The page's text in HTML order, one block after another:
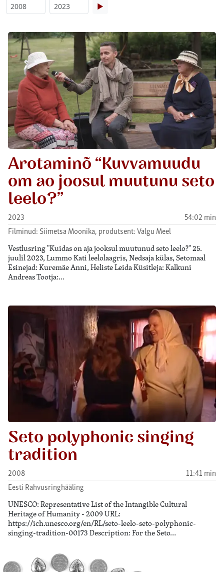
▶
Arotaminõ “Kuvvamuudu
om ao joosul muutunu seto
leelo?”
2023
54:02 min
Filminud: Siimetsa Moonika, produtsent: Valgu Meel
Vestlusring "Kuidas on aja jooksul muutunud seto leelo?" 25.
juulil 2023, Lummo Kati leelolaagris, Nedsaja külas, Setomaal
Esinejad: Kuremäe Anni, Heliste Leida Küsitleja: Kalkuni
Andreas Tootja:…
Seto polyphonic singing
tradition
2008
11:41 min
Eesti Rahvusringhääling
UNESCO: Representative List of the Intangible Cultural
Heritage of Humanity - 2009 URL:
https://ich.unesco.org/en/RL/seto-leelo-seto-polyphonic-
singing-tradition-00173 Description: For the Seto…